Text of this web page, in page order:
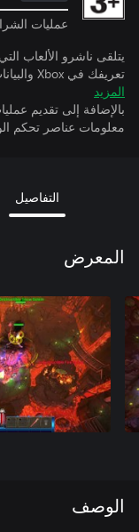
عمليات
يتلقى ناشرو الألعاب
تعريفك في Xbox والبيانات المقترنة بينما تمارس الألعاب.
المزيد
بالإضافة إلى تقديم
معلومات عناصر تحكم
التفاصيل
المعرض
الوصف